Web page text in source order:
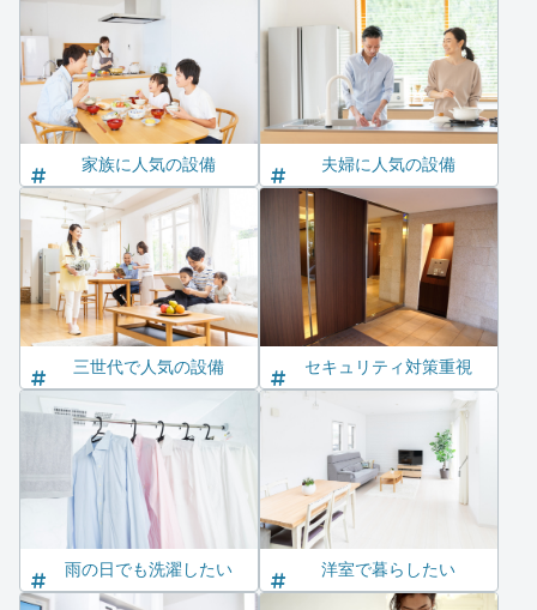
家族に人気の設備 夫婦に人気の設備
三世代で人気の設備 セキュリティ対策重視
雨の日でも洗濯したい 洋室で暮らしたい